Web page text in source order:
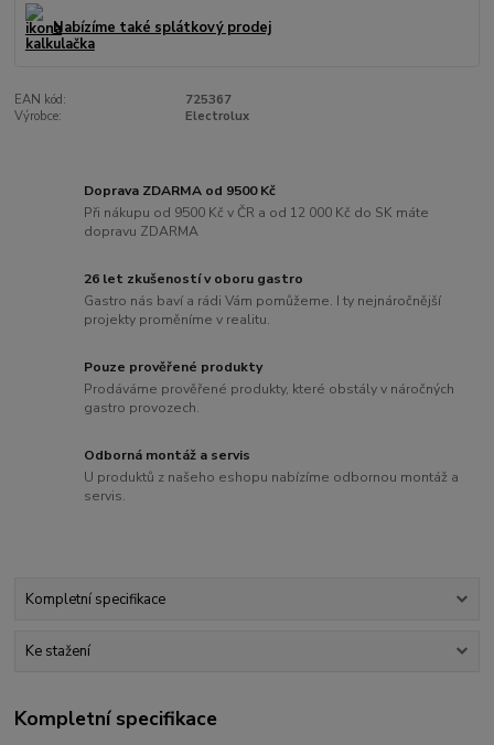
Nabízíme také splátkový prodej
EAN kód:
725367
Výrobce:
Electrolux
Doprava ZDARMA od 9500 Kč
Při nákupu od 9500 Kč v ČR a od 12 000 Kč do SK máte
dopravu ZDARMA
26 let zkušeností v oboru gastro
Gastro nás baví a rádi Vám pomůžeme. I ty nejnáročnější
projekty proměníme v realitu.
Pouze prověřené produkty
Prodáváme prověřené produkty, které obstály v náročných
gastro provozech.
Odborná montáž a servis
U produktů z našeho eshopu nabízíme odbornou montáž a
servis.
Kompletní specifikace
Ke stažení
Kompletní specifikace